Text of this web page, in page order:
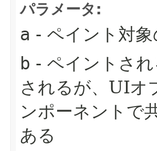
パラメータ:
a - ペイント対象
b - ペイントさ
されるが、UIオ
ンポーネントで
ある